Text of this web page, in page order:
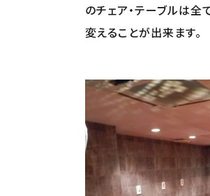
のチェア・テーブルは
変えることが出来ます。